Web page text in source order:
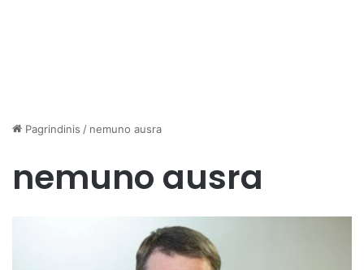
Pagrindinis / nemuno ausra
nemuno ausra